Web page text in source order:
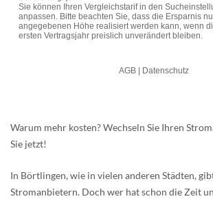
Warum mehr kosten? Wechseln Sie Ihren
Sie jetzt!
In Börtlingen, wie in vielen anderen Städten,
Stromanbietern. Doch wer hat schon die Zeit